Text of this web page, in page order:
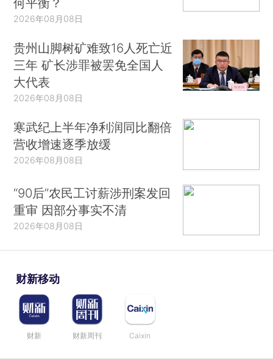
2026年08月08日
贵州山脚树矿难致16人死亡近
三年 矿长涉罪被罢免全国人
大代表
2026年08月08日
寒武纪上半年净利润同比翻倍
营收增速逐季放缓
2026年08月08日
“90后”农民工讨薪涉刑案发回
重审 因部分事实不清
2026年08月08日
财新移动
财新 财新周刊 Caixin